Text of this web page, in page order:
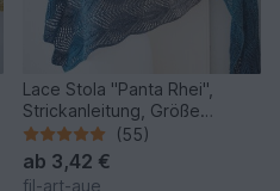
Lace Stola "Panta Rhei",
Strickanleitung, Größe
individualisierbar
(55)
ab 3,42 €
fil-art-aue